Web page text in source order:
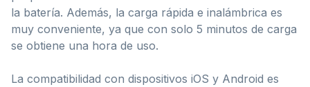
la batería. Además, la carga rápida e inalámbrica es
muy conveniente, ya que con solo 5 minutos de carga
se obtiene una hora de uso.
La compatibilidad con dispositivos iOS y Android es